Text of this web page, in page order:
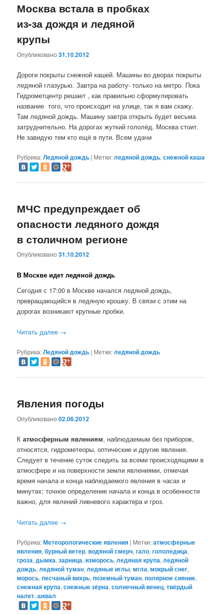
Москва встала в пробках
из-за дождя и ледяной
крупы
Опубликовано31.10.2012
Дороги покрыты снежной кашей. Машины во дворах покрыты
ледяной глазурью. Завтра на работу- только на метро. Пока
Гидрометцентр решает , как правильно сформулировать
название того, что происходит на улице, так я вам скажу.
Там ледяной дождь. Машину завтра открыть будет весьма
затруднительно. На дорогах жуткий гололёд. Москва стоит.
Не завидую тем кто ещё в пути. Всем удачи
Рубрика:Ледяной дождь | Метки:ледяной дождь,снежной каша
МЧС предупреждает об
опасности ледяного дождя
в столичном регионе
Опубликовано31.10.2012
В Москве идет ледяной дождь
Сегодня с 17:00 в Москве начался ледяной дождь,
превращающийся в ледяную крошку. В связи с этим на
дорогах возникают крупные пробки.
Читать далее →
Рубрика:Ледяной дождь | Метки:ледяной дождь
Явления погоды
Опубликовано02.06.2012
Катмосферным явлениям, наблюдаемым без приборов,
относятся, гидрометеоры, оптические и другие явления.
Следует в течение суток следить за всеми происходящими в
атмосфере и на поверхности земли явлениями, отмечая
время начала и конца наблюдаемого явления в часах и
минутах; точное определение начала и конца в особенности
важно, для явлений ливневого характера и гроз.
Читать далее →
Рубрика:Метеорологические явления | Метки:атмосферные
явления,бурный ветер,водяной смерч,гало,гололедица,
гроза,дымка,зарница,изморось,ледяная крупа,ледяной
дождь,ледяной туман,ледяные иглы,мгла,мокрый снег,
морось,песчаный вихрь,поземный туман,полярное сияние,
снежная крупа,снежные зёрна,солнечный венец,твёрдый
налет,шквал